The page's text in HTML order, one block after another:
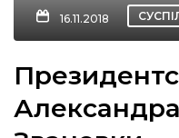
16.11.2018